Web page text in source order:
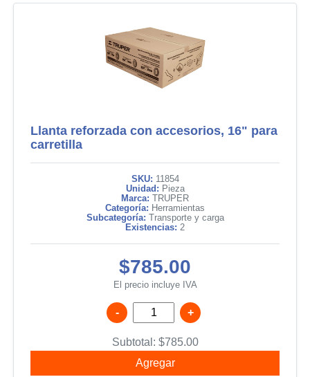
Llanta reforzada con accesorios, 16" para
carretilla
SKU: 11854
Unidad: Pieza
Marca: TRUPER
Categoría: Herramientas
Subcategoría: Transporte y carga
Existencias: 2
$785.00
El precio incluye IVA
- +
Subtotal: $785.00
Agregar